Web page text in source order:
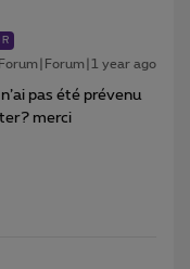
Forum|Forum|1 year ago
pas été prévenu
merci